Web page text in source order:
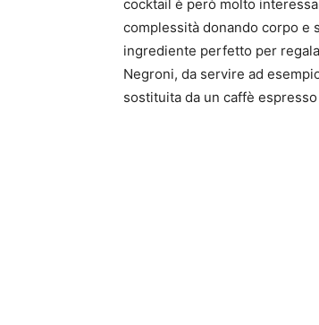
cocktail è però molto
complessità donando corpo e
ingrediente perfetto per
Negroni, da servire ad
sostituita da un caffè espresso